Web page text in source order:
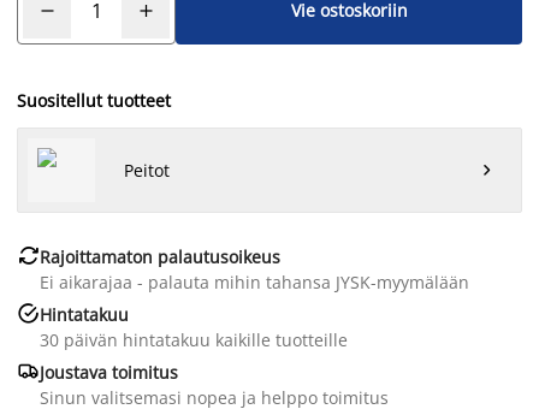
Vie ostoskoriin
Suositellut tuotteet
Peitot 
Rajoittamaton palautusoikeus
Ei aikarajaa - palauta mihin tahansa JYSK-myymälään
Hintatakuu
30 päivän hintatakuu kaikille tuotteille
Joustava toimitus
Sinun valitsemasi nopea ja helppo toimitus